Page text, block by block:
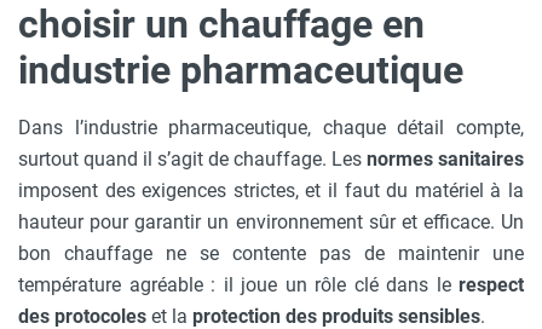
choisir un chauffage en
industrie pharmaceutique
Dans l’industrie pharmaceutique, chaque détail compte,
surtout quand il s’agit de chauffage. Les normes sanitaires
imposent des exigences strictes, et il faut du matériel à la
hauteur pour garantir un environnement sûr et efficace. Un
bon chauffage ne se contente pas de maintenir une
température agréable : il joue un rôle clé dans le respect
des protocoles et la protection des produits sensibles.